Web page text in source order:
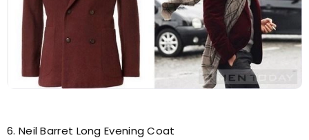
6. Neil Barret Long Evening Coat